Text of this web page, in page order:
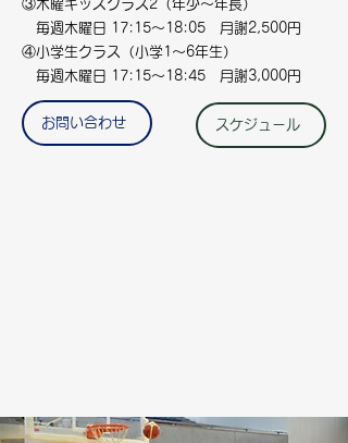
③木曜キッズクラス2（年少～年長）
毎週木曜日 17:15～18:05 月謝2,500円
④小学生クラス（小学1～6年生）
毎週木曜日 17:15～18:45 月謝3,000円
スケジュール
お問い合わせ